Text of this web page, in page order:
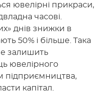
ювелірні прикраси,
часові.
днів знижки в
50% і більше. Така
залишить
ювелірного
підприємництва,
капітал.